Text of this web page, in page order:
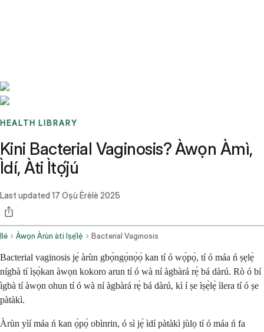
HEALTH LIBRARY
Kini Bacterial Vaginosis? Àwọn Àmì,
Ìdí, Àti Ìtọ́jú
Last updated 17 Oṣù Èrèlè 2025
Ilé Àwọn Àrùn àti Iṣẹ́lẹ̀ Bacterial Vaginosis
Bacterial vaginosis jẹ́ àrùn gbọ̀ngọ̀nọ̀ọ̀ kan tí ó wọ́pọ̀, tí ó máa ń ṣẹlẹ̀
nígbà tí ìṣọ̀kan àwọn kokoro arun tí ó wà ní àgbàrá rẹ̀ bá dàrú. Rò ó bí
ìgbà tí àwọn ohun tí ó wà ní àgbàrá rẹ̀ bá dàrú, kì í ṣe ìṣẹ̀lẹ̀ ìlera tí ó ṣe
pàtàkì.
Àrùn yìí máa ń kan ọ̀pọ̀ obìnrin, ó sì jẹ́ ìdí pàtàkì jùlọ tí ó máa ń fa